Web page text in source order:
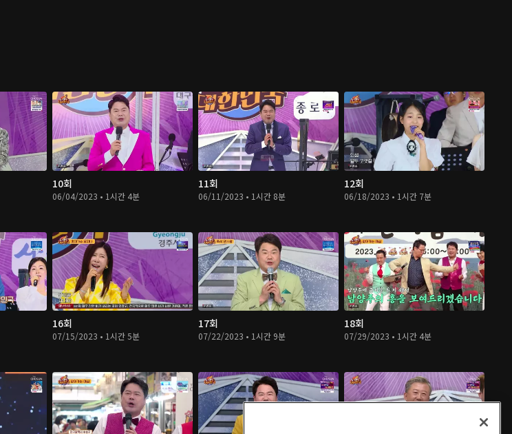
10회
06/04/2023 • 1시간 4분
11회
06/11/2023 • 1시간 8분
12회
06/18/2023 • 1시간 7분
16회
07/15/2023 • 1시간 5분
17회
07/22/2023 • 1시간 9분
18회
07/29/2023 • 1시간 4분